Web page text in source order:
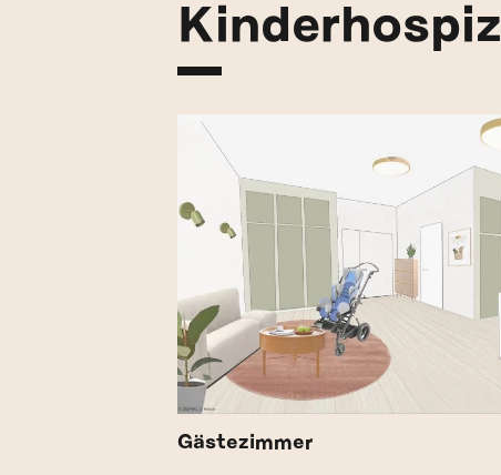
Kinderhospiz
Gästezimmer